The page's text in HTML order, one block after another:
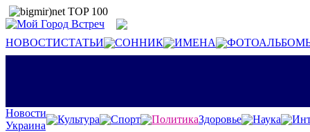
НОВОСТИСТАТЬИ СОННИК ИМЕНА
Новости
Украина
Культура Спорт ПолитикаЗдоровье Наука